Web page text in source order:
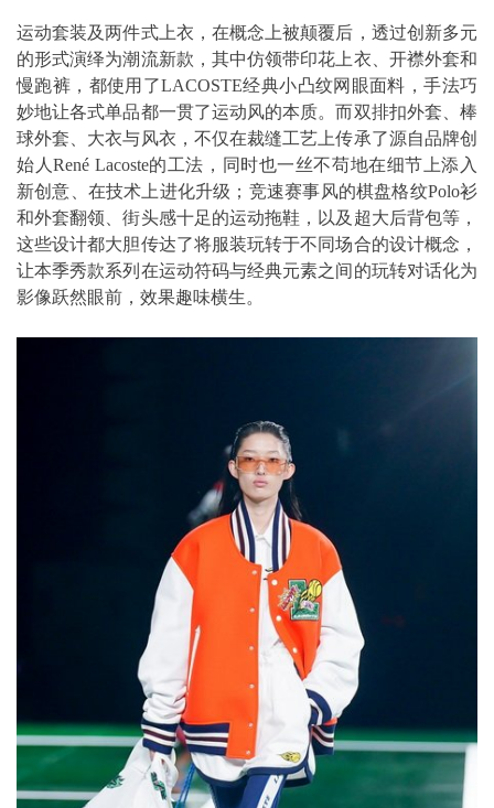
运动套装及两件式上衣，在概念上被颠覆后，透过创新多元
的形式演绎为潮流新款，其中仿领带印花上衣、开襟外套和
慢跑裤，都使用了LACOSTE经典小凸纹网眼面料，手法巧
妙地让各式单品都一贯了运动风的本质。而双排扣外套、棒
球外套、大衣与风衣，不仅在裁缝工艺上传承了源自品牌创
始人René Lacoste的工法，同时也一丝不苟地在细节上添入
新创意、在技术上进化升级；竞速赛事风的棋盘格纹Polo衫
和外套翻领、街头感十足的运动拖鞋，以及超大后背包等，
这些设计都大胆传达了将服装玩转于不同场合的设计概念，
让本季秀款系列在运动符码与经典元素之间的玩转对话化为
影像跃然眼前，效果趣味横生。